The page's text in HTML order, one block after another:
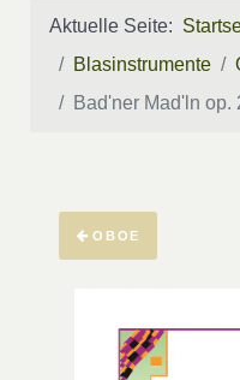
Aktuelle Seite:
Blasinstrumente
Bad'ner Mad'ln op.
OBOE